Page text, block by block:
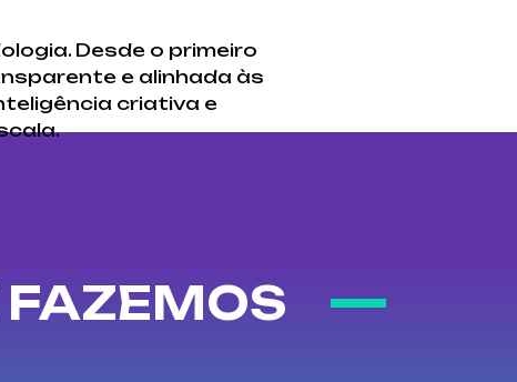
Desde o primeiro
e alinhada às
criativa e
FAZEMOS